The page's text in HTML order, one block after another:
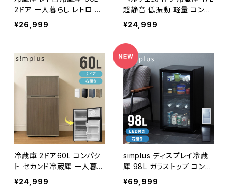
2ドア 一人暮らし レトロ レ
トロカラー デザイン サブ 冷
凍 冷蔵 おしゃれ かわいい
キッチン家電 新生活 simpl
us シンプラス SP-60LRD2
¥26,999
超静音 低振動 軽量 コンパ
クト 温度調整 省エネ 右開
き 仕切り サブ冷蔵庫 ミニ
冷蔵庫 霜取り不要 おしゃ
れ 一人暮らし simplus シ
ンプラス SP-17LPCH シン
プル 小型
¥24,999
冷蔵庫 2ドア60L コンパク
ト セカンド冷蔵庫 一人暮ら
し オフィス 家庭用 右開き
新生活 冷凍 コンパクト 温
¥24,999
simplus ディスプレイ冷蔵
庫 98L ガラストップ コンプ
レッサー式 温度設定0-1
0℃ 1ドア LEDライト 右開き
¥69,999